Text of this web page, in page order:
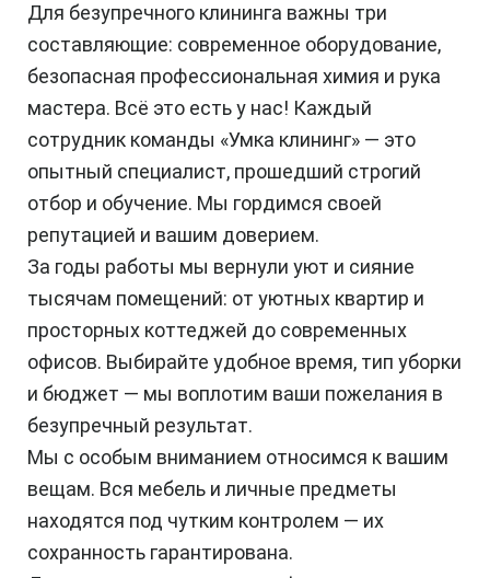
Для безупречного клининга важны три
составляющие: современное оборудование,
безопасная профессиональная химия и рука
мастера. Всё это есть у нас! Каждый
сотрудник команды «Умка клининг» — это
опытный специалист, прошедший строгий
отбор и обучение. Мы гордимся своей
репутацией и вашим доверием.
За годы работы мы вернули уют и сияние
тысячам помещений: от уютных квартир и
просторных коттеджей до современных
офисов. Выбирайте удобное время, тип уборки
и бюджет — мы воплотим ваши пожелания в
безупречный результат.
Мы с особым вниманием относимся к вашим
вещам. Вся мебель и личные предметы
находятся под чутким контролем — их
сохранность гарантирована.